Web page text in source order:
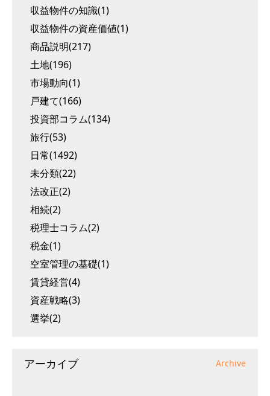
収益物件の知識(1)
収益物件の資産価値(1)
商品説明(217)
土地(196)
市場動向(1)
戸建て(166)
投資部コラム(134)
旅行(53)
日常(1492)
未分類(22)
法改正(2)
相続(2)
税理士コラム(2)
税金(1)
空室管理の基礎(1)
賃貸経営(4)
資産戦略(3)
選挙(2)
アーカイブ Archive